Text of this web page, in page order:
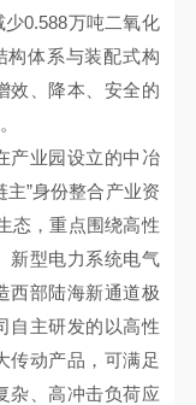
0.588万吨二氧化
构体系与装配式构
效、降本、安全的
业园设立的中冶
”身份整合产业资
态，重点围绕高性
新型电力系统电气
西部陆海新通道极
自主研发的以高性
传动产品，可满足
杂、高冲击负荷应